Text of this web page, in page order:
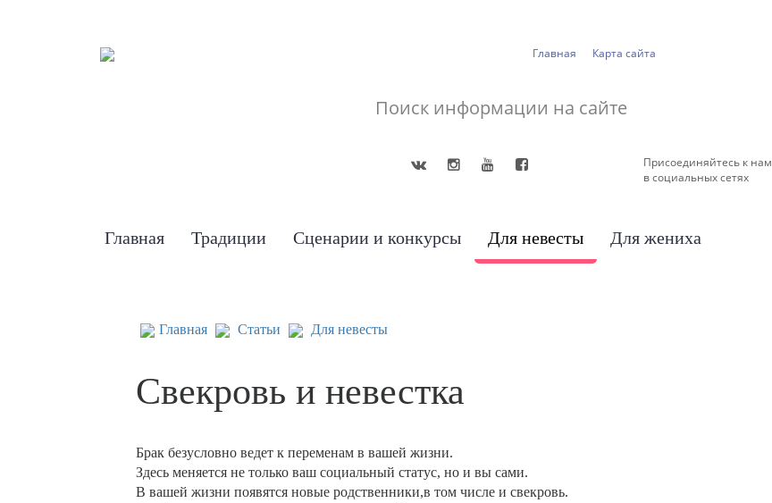
Главная Карта сайта
Присоединяйтесь к нам
в социальных сетях
Главная Традиции Сценарии и конкурсы Для невесты Для жениха
Главная Статьи Для невесты
Свекровь и невестка
Брак безусловно ведет к переменам в вашей жизни.
Здесь меняется не только ваш социальный статус, но и вы сами.
В вашей жизни появятся новые родственники,в том числе и свекровь.